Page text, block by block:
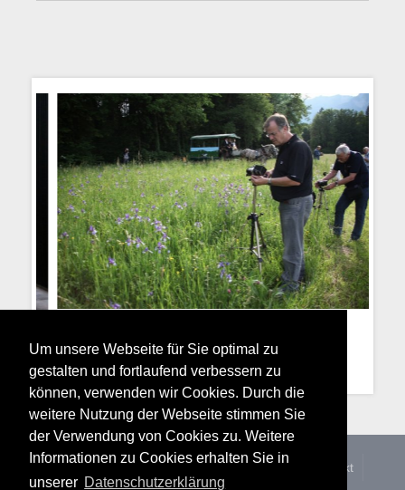
Um unsere Webseite für Sie optimal zu
gestalten und fortlaufend verbessern zu
können, verwenden wir Cookies. Durch die
weitere Nutzung der Webseite stimmen Sie
der Verwendung von Cookies zu. Weitere
Informationen zu Cookies erhalten Sie in
unserer Datenschutzerklärung
Home Über uns Kategorien Wettbewerbe
Kontakt